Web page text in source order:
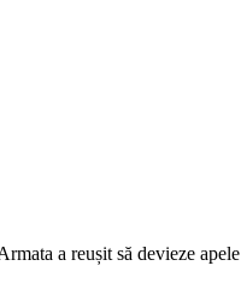
a reușit să devieze apele